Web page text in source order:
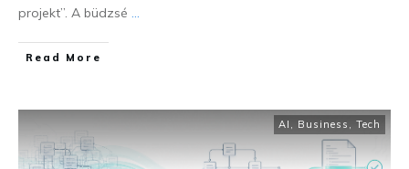
projekt”. A büdzsé ...
Read More
AI Business Tech